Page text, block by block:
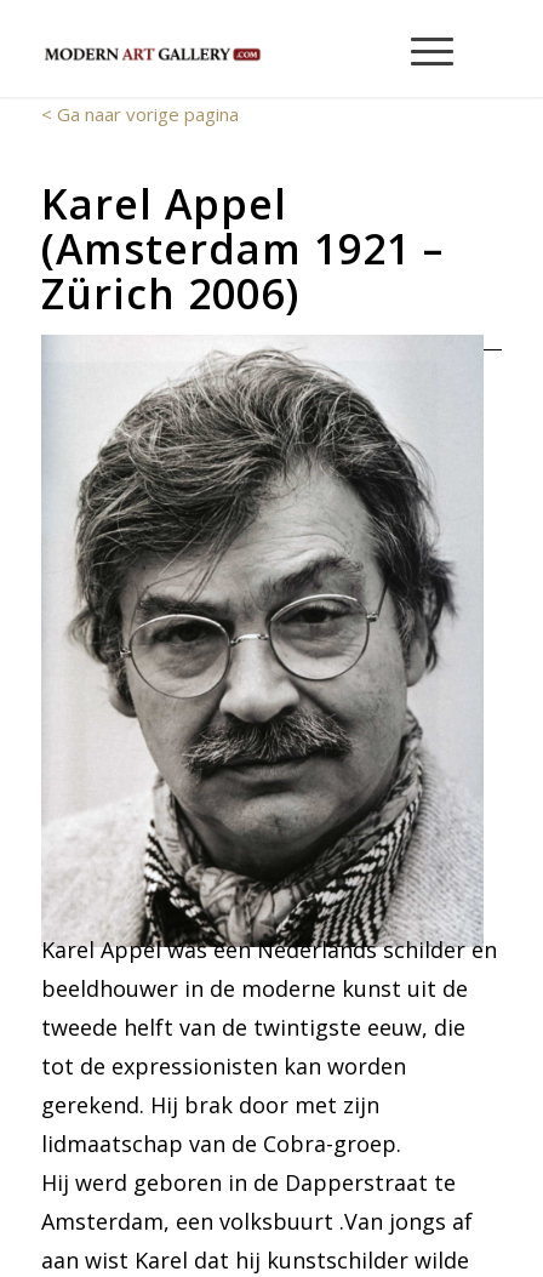
< Ga naar vorige pagina
Karel Appel
(Amsterdam 1921 –
Zürich 2006)
Karel Appel was een Nederlands schilder en
beeldhouwer in de moderne kunst uit de
tweede helft van de twintigste eeuw, die
tot de expressionisten kan worden
gerekend. Hij brak door met zijn
lidmaatschap van de Cobra-groep.
Hij werd geboren in de Dapperstraat te
Amsterdam, een volksbuurt .Van jongs af
aan wist Karel dat hij kunstschilder wilde